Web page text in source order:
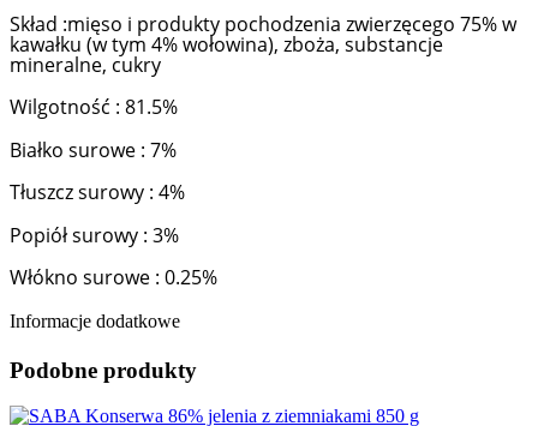
Skład :mięso i produkty pochodzenia zwierzęcego 75% w
kawałku (w tym 4% wołowina), zboża, substancje
mineralne, cukry
Wilgotność : 81.5%
Białko surowe : 7%
Tłuszcz surowy : 4%
Popiół surowy : 3%
Włókno surowe : 0.25%
Informacje dodatkowe
Podobne produkty